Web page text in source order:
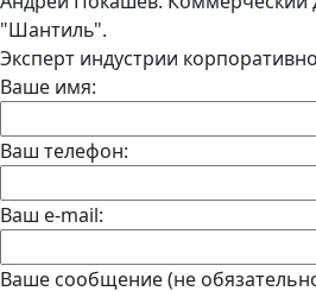
"Шантиль".
Эксперт индустрии
Ваше имя:
Ваш телефон:
Ваш e-mail:
Ваше сообщение (не